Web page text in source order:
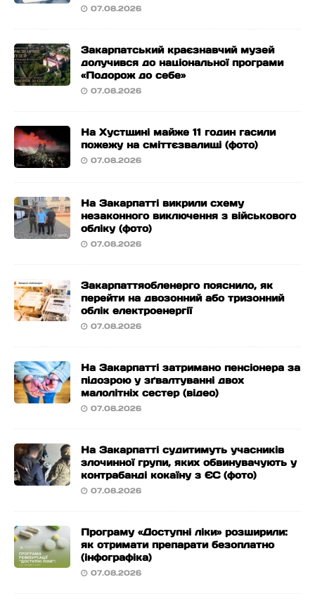
07.08.2026
Закарпатський краєзнавчий музей
долучився до національної програми
«Подорож до себе»
07.08.2026
На Хустщині майже 11 годин гасили
пожежу на сміттєзвалищі (фото)
07.08.2026
На Закарпатті викрили схему
незаконного виключення з військового
обліку (фото)
07.08.2026
Закарпаттяобленерго пояснило, як
перейти на двозонний або тризонний
облік електроенергії
07.08.2026
На Закарпатті затримано пенсіонера за
підозрою у зґвалтуванні двох
малолітніх сестер (відео)
07.08.2026
На Закарпатті судитимуть учасників
злочинної групи, яких обвинувачують у
контрабанді кокаїну з ЄС (фото)
07.08.2026
Програму «Доступні ліки» розширили:
як отримати препарати безоплатно
(інфографіка)
07.08.2026